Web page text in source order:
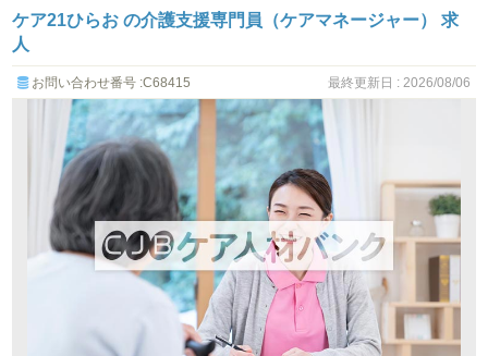
ケア21ひらお の介護支援専門員（ケアマネージャー） 求
人
お問い合わせ番号 :C68415 最終更新日 : 2026/08/06